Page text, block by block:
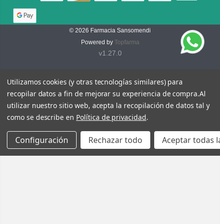
© 2026 Farmacia Sansomendi
Powered by Topfarma
v1.27.0
Utilizamos cookies (y otras tecnologías similares) para
recopilar datos a fin de mejorar su experiencia de compra.Al
utilizar nuestro sitio web, acepta la recopilación de datos tal y
como se describe en Política de privacidad.
Configuración Rechazar todo Aceptar todas